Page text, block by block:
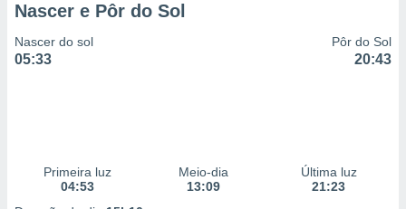
Nascer e Pôr do Sol
Nascer do sol
05:33
Pôr do Sol
20:43
Primeira luz
04:53
Meio-dia
13:09
Última luz
21:23